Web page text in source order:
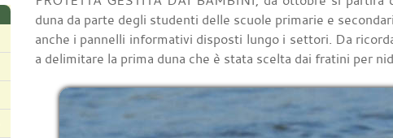
duna da parte degli studenti delle scuole primarie e
anche i pannelli informativi disposti lungo i settori. Da
a delimitare la prima duna che è stata scelta dai fratini per